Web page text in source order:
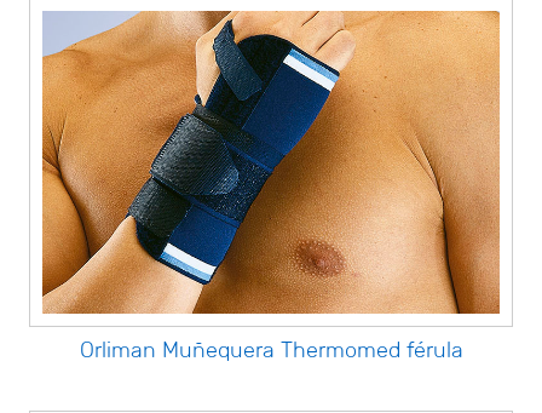
Orliman Muñequera Thermomed férula